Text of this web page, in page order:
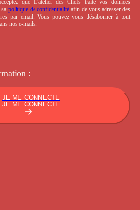
que L’atelier des Chefs traite vos données
politique de confidentialité afin de vous adresser des
par email. Vous pouvez vous désabonner à tout
nos e-mails.
:
JE ME CONNECTE
JE ME CONNECTE